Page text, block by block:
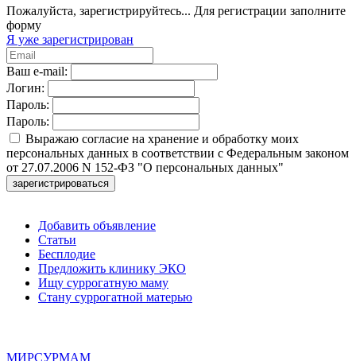
Пожалуйста, зарегистрируйтесь... Для регистрации заполните
форму
Я уже зарегистрирован
Ваш e-mail:
Логин:
Пароль:
Пароль:
Выражаю согласие на хранение и обработку моих
персональных данных в соответствии с Федеральным законом
от 27.07.2006 N 152-ФЗ "О персональных данных"
зарегистрироваться
Добавить объявление
Статьи
Бесплодие
Предложить клинику ЭКО
Ищу суррогатную маму
Стану суррогатной матерью
МИРСУРМАМ